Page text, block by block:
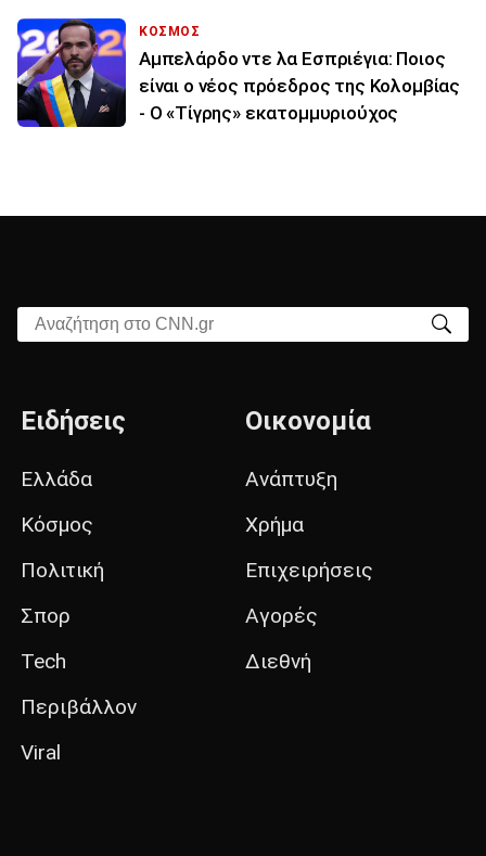
ΚΟΣΜΟΣ
Αμπελάρδο ντε λα Εσπριέγια: Ποιος
είναι ο νέος πρόεδρος της Κολομβίας
- Ο «Τίγρης» εκατομμυριούχος
Αναζήτηση στο CNN.gr
Ειδήσεις
Ελλάδα
Κόσμος
Πολιτική
Σπορ
Tech
Περιβάλλον
Viral
Οικονομία
Ανάπτυξη
Χρήμα
Επιχειρήσεις
Αγορές
Διεθνή